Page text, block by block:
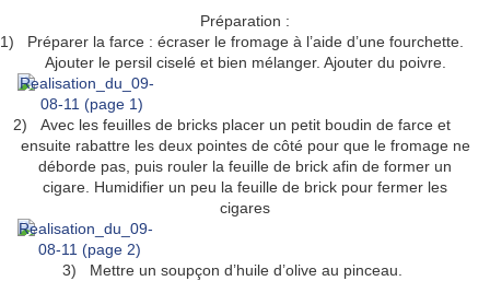
Préparation :
1)
Préparer la farce : écraser le fromage à l’aide d’une fourchette.
Ajouter le persil ciselé et bien mélanger. Ajouter du poivre.
2)
Avec les feuilles de bricks placer un petit boudin de farce et
ensuite rabattre les deux pointes de côté pour que le fromage ne
déborde pas, puis rouler la feuille de brick afin de former un
cigare. Humidifier un peu la feuille de brick pour fermer les
cigares
3)
Mettre un soupçon d’huile d’olive au pinceau.